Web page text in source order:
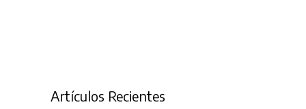
Artículos Recientes